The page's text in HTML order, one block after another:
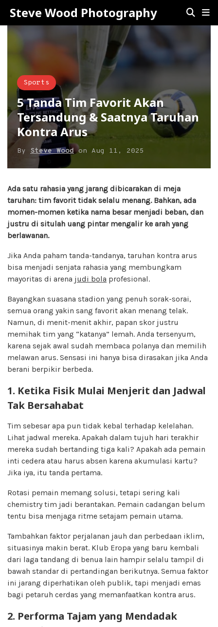
Steve Wood Photography
Sports
5 Tanda Tim Favorit Akan
Tersandung & Saatnya Taruhan
Kontra Arus
By Steve Woodon Aug 11, 2025
Ada satu rahasia yang jarang dibicarakan di meja
taruhan: tim favorit tidak selalu menang. Bahkan, ada
momen-momen ketika nama besar menjadi beban, dan
justru di situlah uang pintar mengalir ke arah yang
berlawanan.
Jika Anda paham tanda-tandanya, taruhan kontra arus
bisa menjadi senjata rahasia yang membungkam
mayoritas di arena judi bola profesional.
Bayangkan suasana stadion yang penuh sorak-sorai,
semua orang yakin sang favorit akan menang telak.
Namun, di menit-menit akhir, papan skor justru
memihak tim yang “katanya” lemah. Anda tersenyum,
karena sejak awal sudah membaca polanya dan memilih
melawan arus. Sensasi ini hanya bisa dirasakan jika Anda
berani berpikir berbeda.
1. Ketika Fisik Mulai Menjerit dan Jadwal
Tak Bersahabat
Tim sebesar apa pun tidak kebal terhadap kelelahan.
Lihat jadwal mereka. Apakah dalam tujuh hari terakhir
mereka sudah bertanding tiga kali? Apakah ada pemain
inti cedera atau harus absen karena akumulasi kartu?
Jika iya, itu tanda pertama.
Rotasi pemain memang solusi, tetapi sering kali
chemistry tim jadi berantakan. Pemain cadangan belum
tentu bisa menjaga ritme setajam pemain utama.
Tambahkan faktor perjalanan jauh dan perbedaan iklim,
situasinya makin berat. Klub Eropa yang baru kembali
dari laga tandang di benua lain hampir selalu tampil di
bawah standar di pertandingan berikutnya. Semua faktor
ini jarang diperhatikan oleh publik, tapi menjadi emas
bagi petaruh cerdas yang memanfaatkan kontra arus.
2. Performa Tajam yang Mendadak